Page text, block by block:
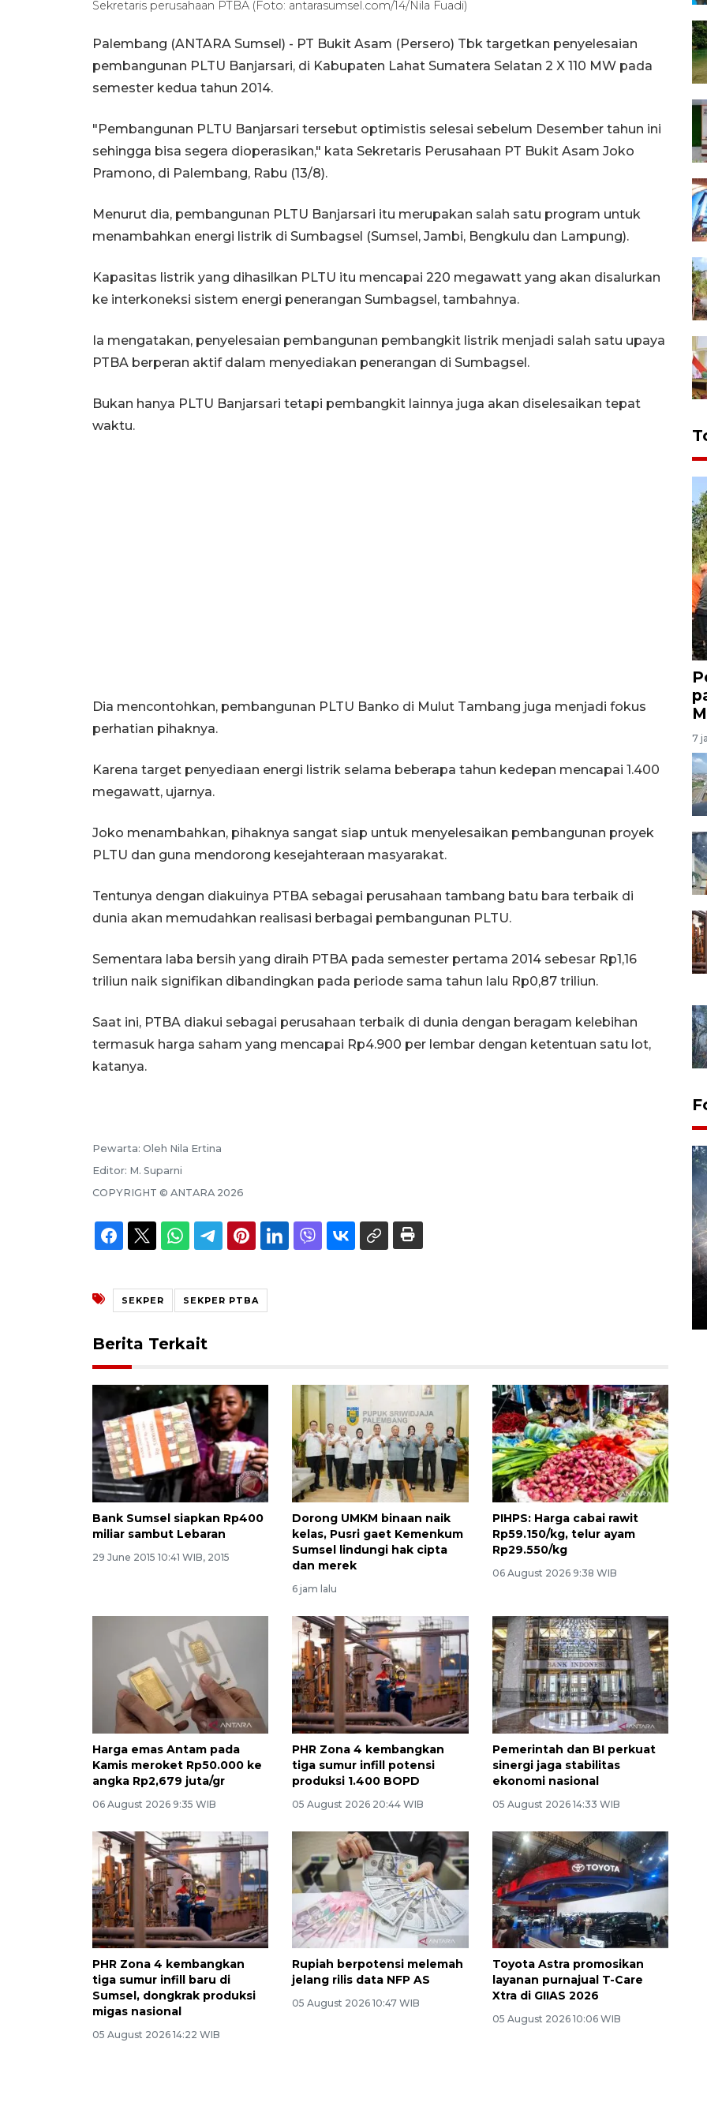
Sekretaris perusahaan PTBA (Foto: antarasumsel.com/14/Nila Fuadi)
Palembang (ANTARA Sumsel) - PT Bukit Asam (Persero) Tbk targetkan penyelesaian
pembangunan PLTU Banjarsari, di Kabupaten Lahat Sumatera Selatan 2 X 110 MW pada
semester kedua tahun 2014.
"Pembangunan PLTU Banjarsari tersebut optimistis selesai sebelum Desember tahun ini
sehingga bisa segera dioperasikan," kata Sekretaris Perusahaan PT Bukit Asam Joko
Pramono, di Palembang, Rabu (13/8).
Menurut dia, pembangunan PLTU Banjarsari itu merupakan salah satu program untuk
menambahkan energi listrik di Sumbagsel (Sumsel, Jambi, Bengkulu dan Lampung).
Kapasitas listrik yang dihasilkan PLTU itu mencapai 220 megawatt yang akan disalurkan
ke interkoneksi sistem energi penerangan Sumbagsel, tambahnya.
Ia mengatakan, penyelesaian pembangunan pembangkit listrik menjadi salah satu upaya
PTBA berperan aktif dalam menyediakan penerangan di Sumbagsel.
Bukan hanya PLTU Banjarsari tetapi pembangkit lainnya juga akan diselesaikan tepat
waktu.
Dia mencontohkan, pembangunan PLTU Banko di Mulut Tambang juga menjadi fokus
perhatian pihaknya.
Karena target penyediaan energi listrik selama beberapa tahun kedepan mencapai 1.400
megawatt, ujarnya.
Joko menambahkan, pihaknya sangat siap untuk menyelesaikan pembangunan proyek
PLTU dan guna mendorong kesejahteraan masyarakat.
Tentunya dengan diakuinya PTBA sebagai perusahaan tambang batu bara terbaik di
dunia akan memudahkan realisasi berbagai pembangunan PLTU.
Sementara laba bersih yang diraih PTBA pada semester pertama 2014 sebesar Rp1,16
triliun naik signifikan dibandingkan pada periode sama tahun lalu Rp0,87 triliun.
Saat ini, PTBA diakui sebagai perusahaan terbaik di dunia dengan beragam kelebihan
termasuk harga saham yang mencapai Rp4.900 per lembar dengan ketentuan satu lot,
katanya.
Pewarta: Oleh Nila Ertina
Editor: M. Suparni
COPYRIGHT © ANTARA 2026
SEKPER SEKPER PTBA
Berita Terkait
Bank Sumsel siapkan Rp400
miliar sambut Lebaran
29 June 2015 10:41 WIB, 2015
Dorong UMKM binaan naik
kelas, Pusri gaet Kemenkum
Sumsel lindungi hak cipta
dan merek
6 jam lalu
PIHPS: Harga cabai rawit
Rp59.150/kg, telur ayam
Rp29.550/kg
06 August 2026 9:38 WIB
Harga emas Antam pada
Kamis meroket Rp50.000 ke
angka Rp2,679 juta/gr
06 August 2026 9:35 WIB
PHR Zona 4 kembangkan
tiga sumur infill potensi
produksi 1.400 BOPD
05 August 2026 20:44 WIB
Pemerintah dan BI perkuat
sinergi jaga stabilitas
ekonomi nasional
05 August 2026 14:33 WIB
PHR Zona 4 kembangkan
tiga sumur infill baru di
Sumsel, dongkrak produksi
migas nasional
05 August 2026 14:22 WIB
Rupiah berpotensi melemah
jelang rilis data NFP AS
05 August 2026 10:47 WIB
Toyota Astra promosikan
layanan purnajual T-Care
Xtra di GIIAS 2026
05 August 2026 10:06 WIB
7